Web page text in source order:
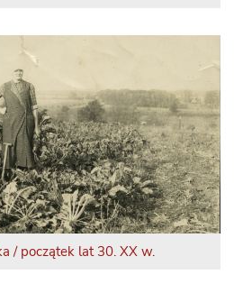
/ początek lat 30. XX w.